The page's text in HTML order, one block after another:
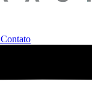
Contato